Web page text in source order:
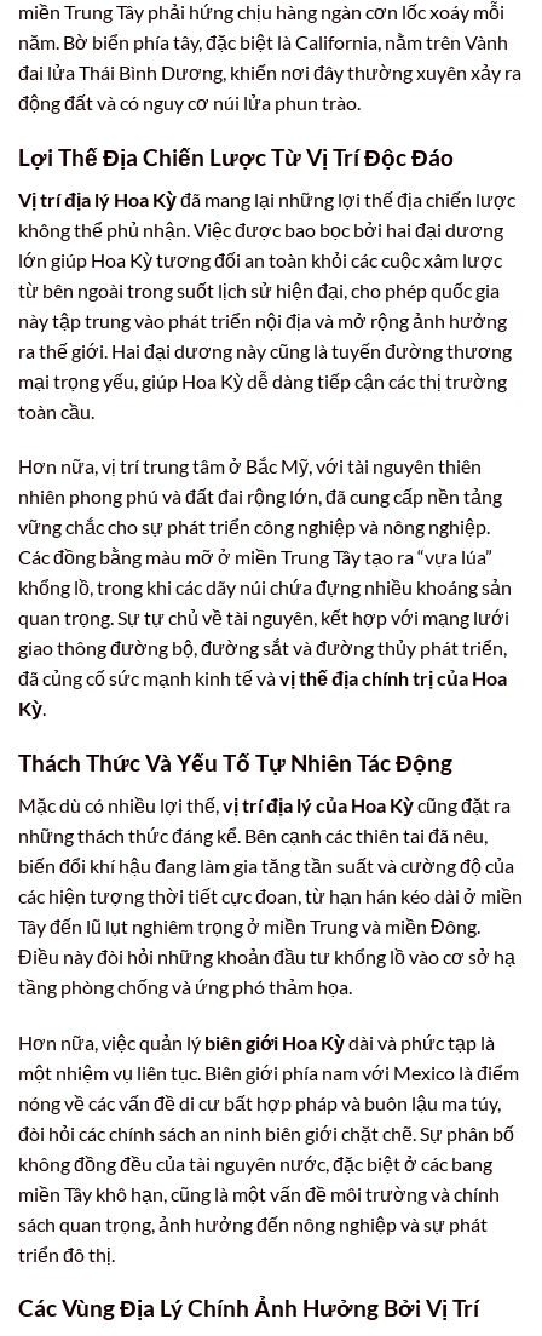
miền Trung Tây phải hứng chịu hàng ngàn cơn lốc xoáy mỗi
năm. Bờ biển phía tây, đặc biệt là California, nằm trên Vành
đai lửa Thái Bình Dương, khiến nơi đây thường xuyên xảy ra
động đất và có nguy cơ núi lửa phun trào.
Lợi Thế Địa Chiến Lược Từ Vị Trí Độc Đáo
Vị trí địa lý Hoa Kỳđã mang lại những lợi thế địa chiến lược
không thể phủ nhận. Việc được bao bọc bởi hai đại dương
lớn giúp Hoa Kỳ tương đối an toàn khỏi các cuộc xâm lược
từ bên ngoài trong suốt lịch sử hiện đại, cho phép quốc gia
này tập trung vào phát triển nội địa và mở rộng ảnh hưởng
ra thế giới. Hai đại dương này cũng là tuyến đường thương
mại trọng yếu, giúp Hoa Kỳ dễ dàng tiếp cận các thị trường
toàn cầu.
Hơn nữa, vị trí trung tâm ở Bắc Mỹ, với tài nguyên thiên
nhiên phong phú và đất đai rộng lớn, đã cung cấp nền tảng
vững chắc cho sự phát triển công nghiệp và nông nghiệp.
Các đồng bằng màu mỡ ở miền Trung Tây tạo ra “vựa lúa”
khổng lồ, trong khi các dãy núi chứa đựng nhiều khoáng sản
quan trọng. Sự tự chủ về tài nguyên, kết hợp với mạng lưới
giao thông đường bộ, đường sắt và đường thủy phát triển,
đã củng cố sức mạnh kinh tế vàvị thế địa chính trị của Hoa
Kỳ.
Thách Thức Và Yếu Tố Tự Nhiên Tác Động
Mặc dù có nhiều lợi thế,vị trí địa lý của Hoa Kỳcũng đặt ra
những thách thức đáng kể. Bên cạnh các thiên tai đã nêu,
biến đổi khí hậu đang làm gia tăng tần suất và cường độ của
các hiện tượng thời tiết cực đoan, từ hạn hán kéo dài ở miền
Tây đến lũ lụt nghiêm trọng ở miền Trung và miền Đông.
Điều này đòi hỏi những khoản đầu tư khổng lồ vào cơ sở hạ
tầng phòng chống và ứng phó thảm họa.
Hơn nữa, việc quản lý biên giới Hoa Kỳdài và phức tạp là
một nhiệm vụ liên tục. Biên giới phía nam với Mexico là điểm
nóng về các vấn đề di cư bất hợp pháp và buôn lậu ma túy,
đòi hỏi các chính sách an ninh biên giới chặt chẽ. Sự phân bố
không đồng đều của tài nguyên nước, đặc biệt ở các bang
miền Tây khô hạn, cũng là một vấn đề môi trường và chính
sách quan trọng, ảnh hưởng đến nông nghiệp và sự phát
triển đô thị.
Các Vùng Địa Lý Chính Ảnh Hưởng Bởi Vị Trí